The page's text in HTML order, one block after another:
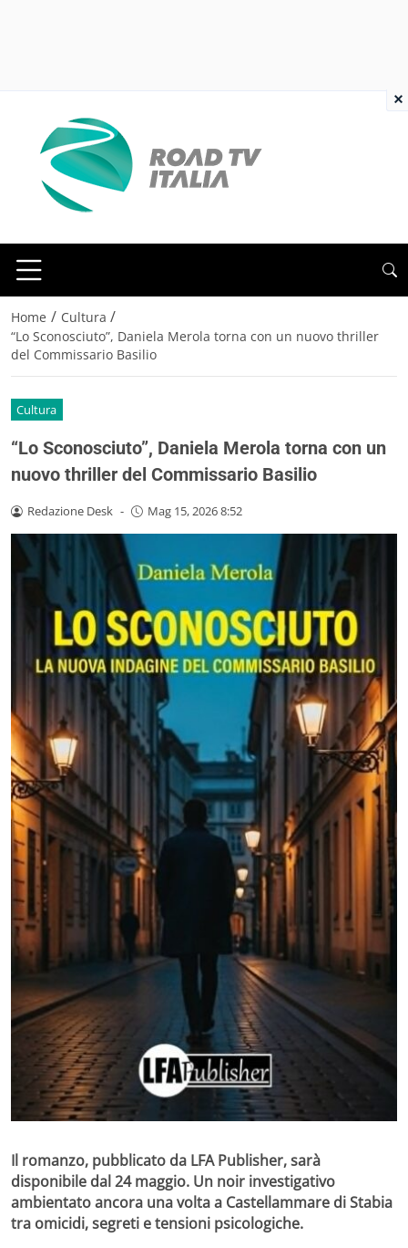
Home / Cultura /
“Lo Sconosciuto”, Daniela Merola torna con un nuovo thriller
del Commissario Basilio
Cultura
“Lo Sconosciuto”, Daniela Merola torna con un
nuovo thriller del Commissario Basilio
Redazione Desk - Mag 15, 2026 8:52
Il romanzo, pubblicato da LFA Publisher, sarà
disponibile dal 24 maggio. Un noir investigativo
ambientato ancora una volta a Castellammare di Stabia
tra omicidi, segreti e tensioni psicologiche.
×